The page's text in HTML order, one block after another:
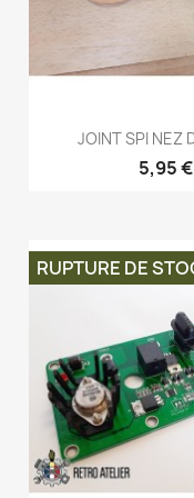
Aperçu
JOINT SPI NEZ
5,95 €
RUPTURE DE